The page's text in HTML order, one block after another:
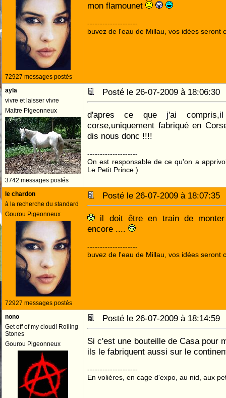
72927 messages postés
mon flamounet
--------------------
buvez de l'eau de Millau, vos idées seront
ayla
vivre et laisser vivre
Maitre Pigeonneux
3742 messages postés
Posté le 26-07-2009 à
d'apres ce que j'ai
corse,uniquement fabriqué en
dis nous donc !!!!
--------------------
On est responsable de ce qu'on a
Le Petit Prince )
le chardon
à la recherche du standard
Gourou Pigeonneux
72927 messages postés
Posté le 26-07-2009 à
il doit être en train de monter
encore ....
--------------------
buvez de l'eau de Millau, vos idées seront
nono
Get off of my cloud! Rolling
Stones
Gourou Pigeonneux
Posté le 26-07-2009 à
Si c'est une bouteille de Casa pour
ils le fabriquent aussi sur le
--------------------
En volières, en cage d'expo, au nid, aux